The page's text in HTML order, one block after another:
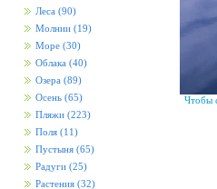
Леса (90)
Молнии (19)
Море (30)
Облака (40)
Озера (89)
Осень (65)
Пляжи (223)
Поля (11)
Пустыня (65)
Радуги (25)
Растения (32)
Чтобы